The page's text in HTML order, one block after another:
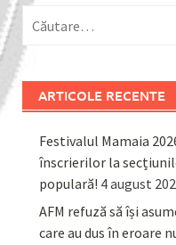
după:
ARTICOLE RECENTE
Festivalul Mamaia
înscrierilor la
populară! 4 august
AFM refuză să își
care au dus în eroare